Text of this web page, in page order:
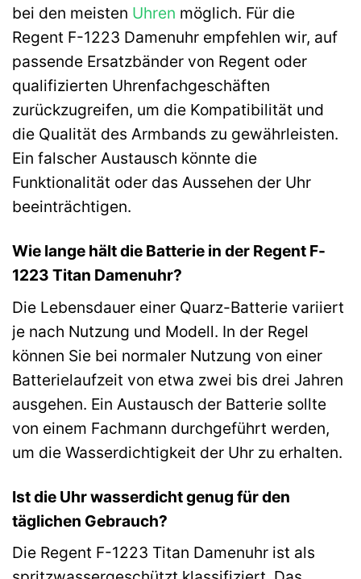
bei den meisten Uhren möglich. Für die
Regent F-1223 Damenuhr empfehlen wir, auf
passende Ersatzbänder von Regent oder
qualifizierten Uhrenfachgeschäften
zurückzugreifen, um die Kompatibilität und
die Qualität des Armbands zu gewährleisten.
Ein falscher Austausch könnte die
Funktionalität oder das Aussehen der Uhr
beeinträchtigen.
Wie lange hält die Batterie in der Regent F-
1223 Titan Damenuhr?
Die Lebensdauer einer Quarz-Batterie variiert
je nach Nutzung und Modell. In der Regel
können Sie bei normaler Nutzung von einer
Batterielaufzeit von etwa zwei bis drei Jahren
ausgehen. Ein Austausch der Batterie sollte
von einem Fachmann durchgeführt werden,
um die Wasserdichtigkeit der Uhr zu erhalten.
Ist die Uhr wasserdicht genug für den
täglichen Gebrauch?
Die Regent F-1223 Titan Damenuhr ist als